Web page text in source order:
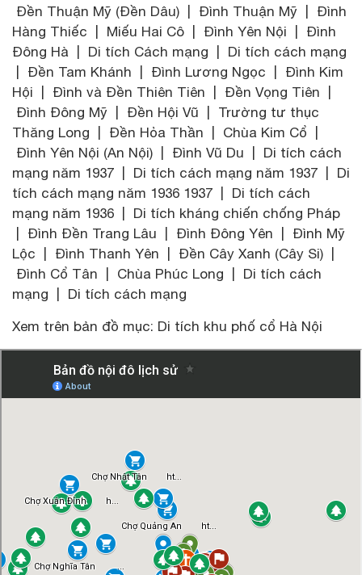
Đền Thuận Mỹ (Đền Dâu) | Đình Thuận Mỹ | Đình
Hàng Thiếc | Miếu Hai Cô | Đình Yên Nội | Đình
Đông Hà | Di tích Cách mạng | Di tích cách mạng
| Đền Tam Khánh | Đình Lương Ngọc | Đình Kim
Hội | Đình và Đền Thiên Tiên | Đền Vọng Tiên |
Đình Đông Mỹ | Đền Hội Vũ | Trường tư thục
Thăng Long | Đền Hỏa Thần | Chùa Kim Cổ |
Đình Yên Nội (An Nội) | Đình Vũ Du | Di tích cách
mạng năm 1937 | Di tích cách mạng năm 1937 | Di
tích cách mạng năm 1936 1937 | Di tích cách
mạng năm 1936 | Di tích kháng chiến chống Pháp
| Đình Đền Trang Lâu | Đình Đông Yên | Đình Mỹ
Lộc | Đình Thanh Yên | Đền Cây Xanh (Cây Si) |
Đình Cổ Tân | Chùa Phúc Long | Di tích cách
mạng | Di tích cách mạng
Xem trên bản đồ mục: Di tích khu phố cổ Hà Nội